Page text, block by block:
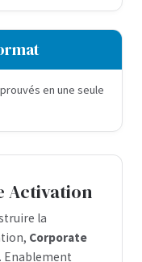
en une seule
Activation
la
Corporate
Enablement